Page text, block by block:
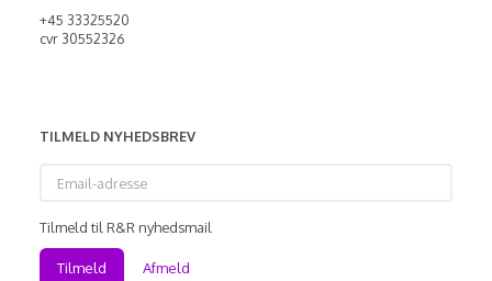
+45 33325520
cvr 30552326
TILMELD NYHEDSBREV
adresse
Tilmeld til R&R nyhedsmail
Tilmeld Afmeld